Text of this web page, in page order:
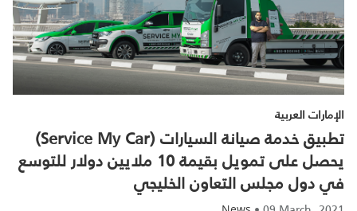
الإمارات العربية
تطبيق خدمة صيانة السيارات (Service My Car)
يحصل على تمويل بقيمة 10 ملايين دولار للتوسع
في دول مجلس التعاون الخليجي